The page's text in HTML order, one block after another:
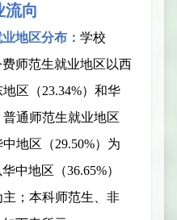
流向
地区分布：学校
师范生就业地区以西
地区（23.34%）和华
普通师范生就业地区
中地区（29.50%）为
中地区（36.65%）
主；本科师范生、非